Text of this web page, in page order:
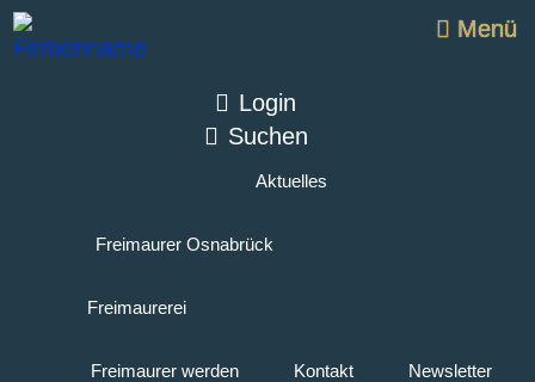
Login
Suchen
Menü
Aktuelles
Freimaurer Osnabrück
Freimaurerei
Freimaurer werden Kontakt Newsletter